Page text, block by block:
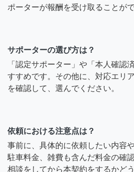
ポーターが報酬を受け取ることがで
サポーターの選び方は？
「認定サポーター」や「本人確認
すすめです。その他に、対応エリ
を確認して、選んでください。
依頼における注意点は？
事前に、具体的に依頼したい内容
駐車料金、雑費も含んだ料金の確
相談をしてから本契約をするかど